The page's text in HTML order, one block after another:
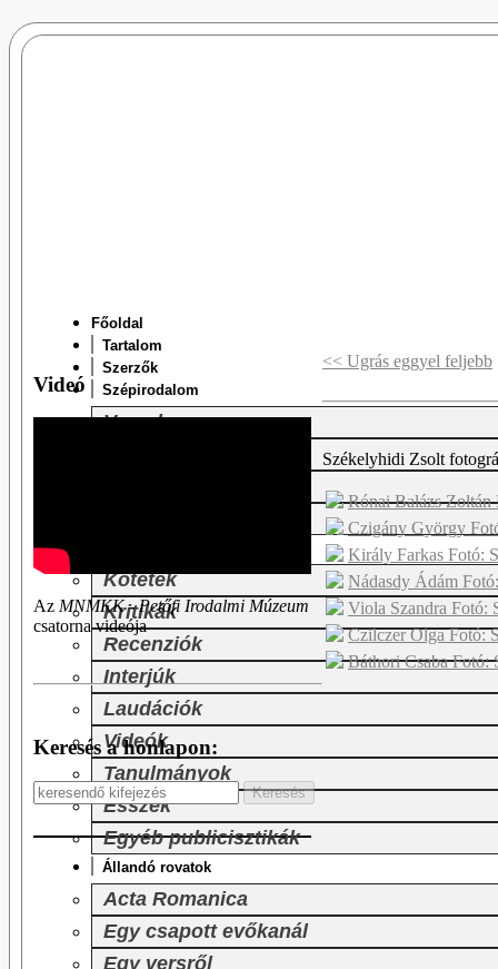
Főoldal
Tartalom
Szerzők
Szépirodalom
Versek
Kötetek
Kritikák
Recenziók
Interjúk
Laudációk
Videók
Tanulmányok
Esszék
Egyéb publicisztikák
Állandó rovatok
Acta Romanica
Egy csapott evőkanál
Egy versről
Videó
Az MNMKK - Petőfi Irodalmi Múzeum
csatorna videója
Keresés a honlapon:
<< Ugrás eggyel feljebb
Székelyhidi Zsolt
Rónai Balázs
Czigány György
Király Farkas Fotó:
Nádasdy Ádám
Viola Szandra Fotó:
Czilczer Olga Fotó:
Báthori Csaba Fotó: